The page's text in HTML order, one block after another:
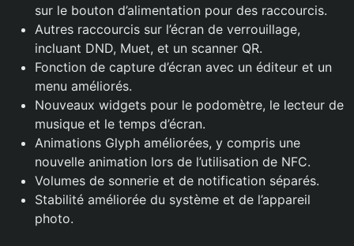
sur le bouton d’alimentation pour des raccourcis.
Autres raccourcis sur l’écran de verrouillage,
incluant DND, Muet, et un scanner QR.
Fonction de capture d’écran avec un éditeur et un
menu améliorés.
Nouveaux widgets pour le podomètre, le lecteur de
musique et le temps d’écran.
Animations Glyph améliorées, y compris une
nouvelle animation lors de l’utilisation de NFC.
Volumes de sonnerie et de notification séparés.
Stabilité améliorée du système et de l’appareil
photo.